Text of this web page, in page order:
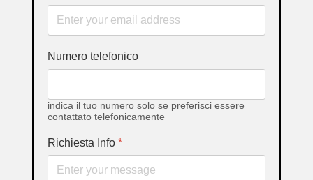
Numero telefonico
indica il tuo numero solo se preferisci essere
contattato telefonicamente
Richiesta Info *